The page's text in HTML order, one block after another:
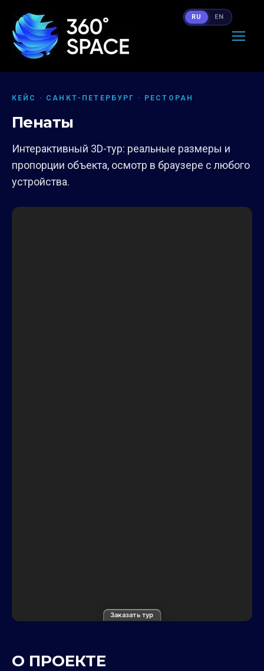
КЕЙС · САНКТ-ПЕТЕРБУРГ · РЕСТОРАН
Пенаты
Интерактивный 3D-тур: реальные размеры и
пропорции объекта, осмотр в браузере с любого
устройства.
Заказать тур
О ПРОЕКТЕ
RU EN